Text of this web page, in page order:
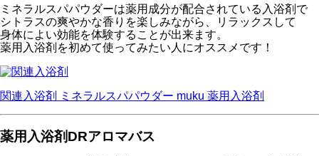
ミネラルスパパウダーは薬用成分が配合されている入浴剤で
シトラスの爽やかな香りを楽しみながら、リラックスして
身体によい効能を体験することが出来ます。
薬用入浴剤を初めて使ってみたい人にオススメです！
関連入浴剤 ミネラルスパパウダー muku 薬用入浴剤
薬用入浴剤DRアロマバス